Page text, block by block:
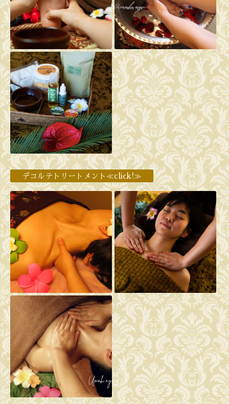
デコルテトリートメント≪click!≫